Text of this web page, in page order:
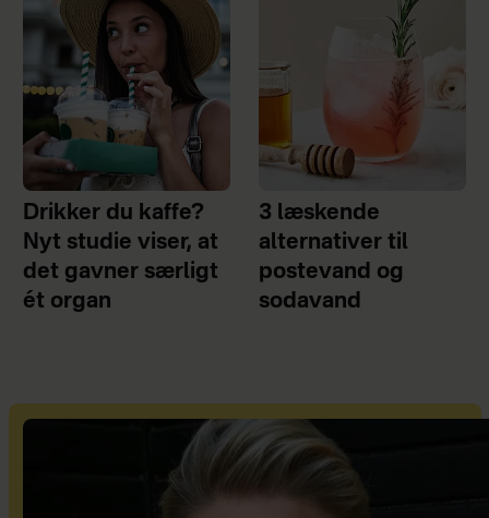
Drikker du kaffe?
Nyt studie viser, at
det gavner særligt
ét organ
3 læskende
alternativer til
postevand og
sodavand